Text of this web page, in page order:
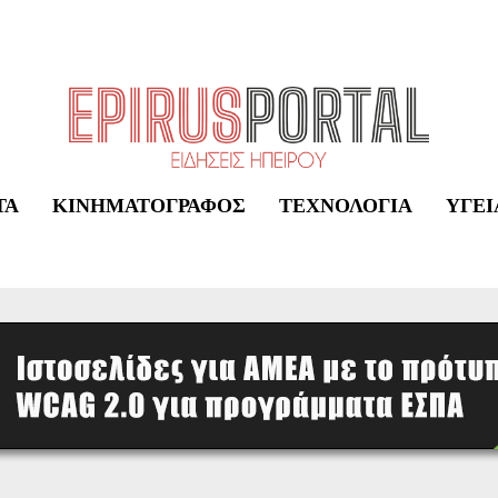
ΚΙΝΗΜΑΤΟΓΡΆΦΟΣ ΤΕΧΝΟΛΟΓΊΑ